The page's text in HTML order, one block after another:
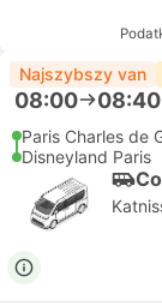
Najszybszy van
08:00 08:40
Paris Charles de
Disneyland Paris